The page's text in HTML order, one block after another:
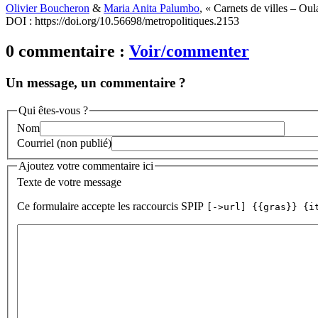
Olivier Boucheron & Maria Anita Palumbo, « Carnets de villes –
DOI : https://doi.org/10.56698/metropolitiques.2153
0 commentaire : Voir/commenter
Un message, un commentaire ?
Qui êtes-vous ?
Nom
Courriel (non publié)
Ajoutez votre commentaire ici
Texte de votre message
Ce formulaire accepte les raccourcis SPIP
[->url] {{gras}}